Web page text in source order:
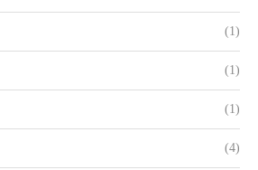
(1)
(1)
(1)
(4)